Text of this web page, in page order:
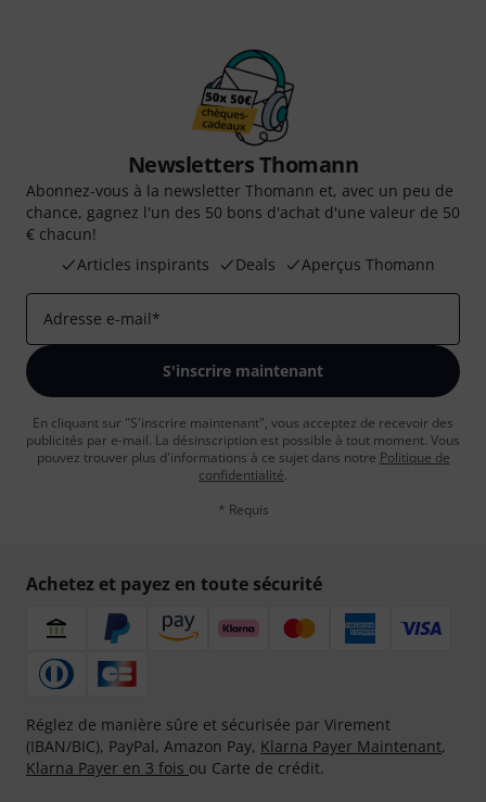
Newsletters Thomann
Abonnez-vous à la newsletter Thomann et, avec un peu de
chance, gagnez l'un des 50 bons d'achat d'une valeur de 50
€ chacun!
Articles inspirants
Deals Aperçus Thomann
Adresse e-mail*
S'inscrire maintenant
En cliquant sur "S'inscrire maintenant", vous acceptez de recevoir des
publicités par e-mail. La désinscription est possible à tout moment. Vous
pouvez trouver plus d'informations à ce sujet dans notre Politique de
confidentialité.
* Requis
Achetez et payez en toute sécurité
Réglez de manière sûre et sécurisée par Virement
(IBAN/BIC), PayPal, Amazon Pay, Klarna Payer Maintenant,
Klarna Payer en 3 fois ou Carte de crédit.